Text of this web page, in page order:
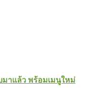
มาแล้ว พร้อมเมนูใหม่